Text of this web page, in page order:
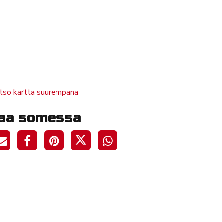
kartta suurempana
somessa